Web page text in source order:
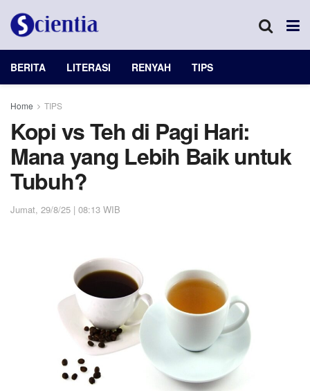
BERITA LITERASI RENYAH TIPS
Home TIPS
Kopi vs Teh di Pagi Hari:
Mana yang Lebih Baik untuk
Tubuh?
Jumat, 29/8/25 | 08:13 WIB